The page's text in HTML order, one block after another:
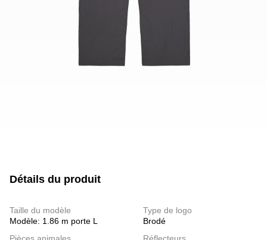
Détails du produit
Taille du modèle
Modèle: 1.86 m porte L
Type de logo
Brodé
Pièces animales
Réflecteurs